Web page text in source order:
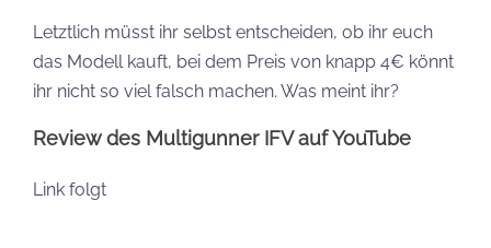
Letztlich müsst ihr selbst entscheiden, ob ihr euch
das Modell kauft, bei dem Preis von knapp 4€ könnt
ihr nicht so viel falsch machen. Was meint ihr?
Review des Multigunner IFV auf YouTube
Link folgt